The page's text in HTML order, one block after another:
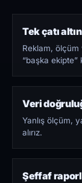
Tek çatı
Reklam,
“başka ekipte”
Veri
Yanlış ölçüm,
alırız.
Şeffaf